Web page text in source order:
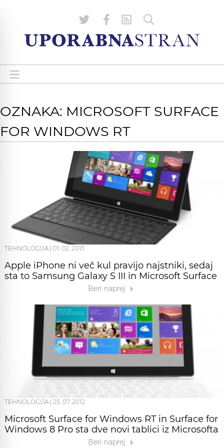
OZNAKA: MICROSOFT SURFACE
FOR WINDOWS RT
TEHNOLOGIJA 01. 02. 2013
Apple iPhone ni več kul pravijo najstniki, sedaj
sta to Samsung Galaxy S III in Microsoft Surface
Beri naprej
TEHNOLOGIJA 25. 07. 2012
Microsoft Surface for Windows RT in Surface for
Windows 8 Pro sta dve novi tablici iz Microsofta
Beri naprej